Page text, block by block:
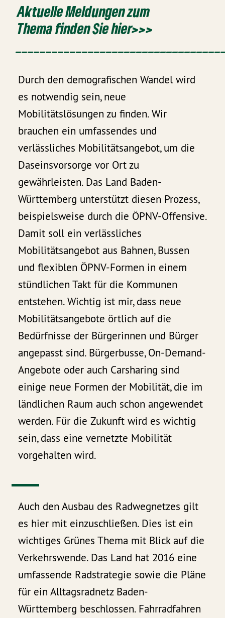
Aktuelle Meldungen zum
Thema finden Sie hier>>>
Durch den demografischen Wandel wird
es notwendig sein, neue
Mobilitätslösungen zu finden. Wir
brauchen ein umfassendes und
verlässliches Mobilitätsangebot, um die
Daseinsvorsorge vor Ort zu
gewährleisten. Das Land Baden-
Württemberg unterstützt diesen Prozess,
beispielsweise durch die ÖPNV-Offensive.
Damit soll ein verlässliches
Mobilitätsangebot aus Bahnen, Bussen
und flexiblen ÖPNV-Formen in einem
stündlichen Takt für die Kommunen
entstehen. Wichtig ist mir, dass neue
Mobilitätsangebote örtlich auf die
Bedürfnisse der Bürgerinnen und Bürger
angepasst sind. Bürgerbusse, On-Demand-
Angebote oder auch Carsharing sind
einige neue Formen der Mobilität, die im
ländlichen Raum auch schon angewendet
werden. Für die Zukunft wird es wichtig
sein, dass eine vernetzte Mobilität
vorgehalten wird.
Auch den Ausbau des Radwegnetzes gilt
es hier mit einzuschließen. Dies ist ein
wichtiges Grünes Thema mit Blick auf die
Verkehrswende. Das Land hat 2016 eine
umfassende Radstrategie sowie die Pläne
für ein Alltagsradnetz Baden-
Württemberg beschlossen. Fahrradfahren